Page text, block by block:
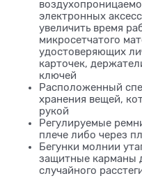
электронных
увеличить время
микросетчатого
удостоверяющих
карточек,
ключей
Расположенный
хранения вещей,
рукой
Регулируемые
плече либо через
Бегунки молнии
защитные карманы
случайного